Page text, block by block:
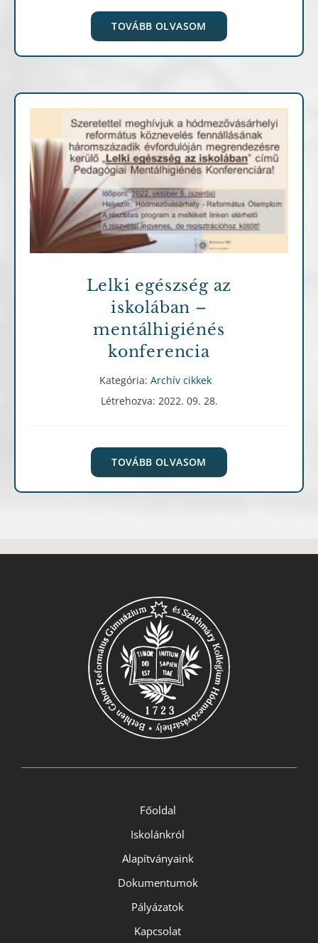
TOVÁBB OLVASOM
Archív cikkek
Lelki egészség az
iskolában –
mentálhigiénés
konferencia
Kategória: Archív cikkek
Létrehozva: 2022. 09. 28.
TOVÁBB OLVASOM
Főoldal
Iskolánkról
Alapítványaink
Dokumentumok
Pályázatok
Kapcsolat